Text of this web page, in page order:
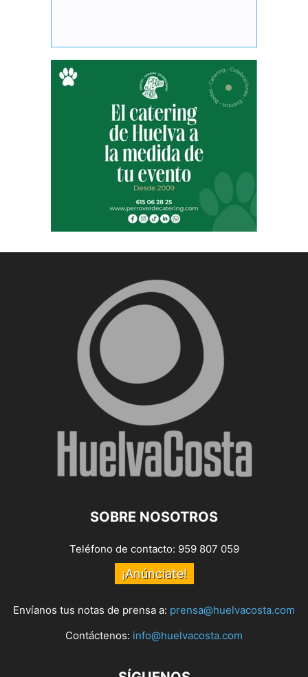
SOBRE NOSOTROS
Teléfono de contacto: 959 807 059
¡Anúnciate!
Envíanos tus notas de prensa a: prensa@huelvacosta.com
Contáctenos: info@huelvacosta.com